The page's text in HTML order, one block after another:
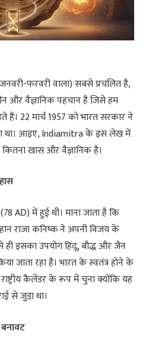
फरवरी वाला) सबसे प्रचलित है,
और वैज्ञानिक पहचान है जिसे हम
हैं। 22 मार्च 1957 को भारत सरकार ने
था। आइए, Indiamitra के इस लेख में
खास और वैज्ञानिक है।
में हुई थी। माना जाता है कि
राजा कनिष्क ने अपनी विजय के
ही इसका उपयोग हिंदू, बौद्ध और जैन
जाता रहा है। भारत के स्वतंत्र होने के
कैलेंडर के रूप में चुना क्योंकि यह
से जुड़ा था।